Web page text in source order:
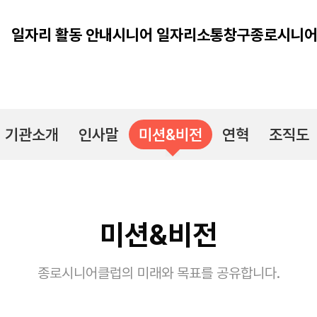
일자리 활동 안내시니어 일자리소통창구종로시니
기관소개 인사말 미션&비전 연혁 조직도
미션&비전
종로시니어클럽의 미래와 목표를 공유합니다.